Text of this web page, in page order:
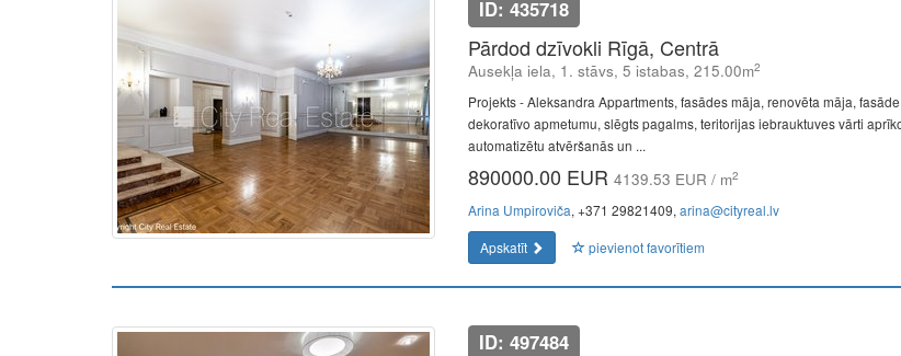
ID: 435718
Pārdod dzīvokli Rīgā, Centrā
Ausekļa iela, 1. stāvs, 5 istabas, 215.00m2
Projekts - Aleksandra Appartments, fasādes māja, renovēta māja,
dekoratīvo apmetumu, slēgts pagalms, teritorijas iebrauktuves vārti
automatizētu atvēršanās un ...
890000.00 EUR 4139.53 EUR / m2
Arina Umpiroviča, +371 29821409, arina@cityreal.lv
Apskatīt
pievienot favorītiem
ID: 497484